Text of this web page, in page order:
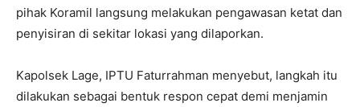
pihak Koramil langsung melakukan pengawasan ketat dan
penyisiran di sekitar lokasi yang dilaporkan.
Kapolsek Lage, IPTU Faturrahman menyebut, langkah itu
dilakukan sebagai bentuk respon cepat demi menjamin